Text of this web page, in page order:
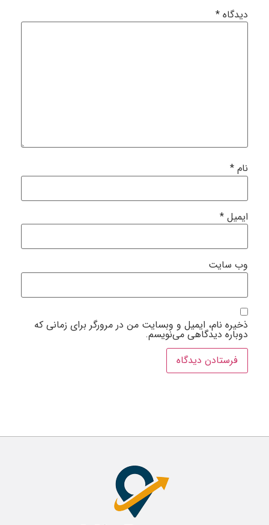
*
*
سایت
نام، ایمیل و وبسایت من در مرورگر برای زمانی که
دیدگاهی می‌نویسم.